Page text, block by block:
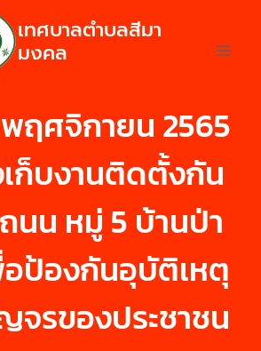
เทศบาลตำบลสีมา
มงคล
ฤศจิกายน 2565
ก็บงานติดตั้งกัน
น หมู่ 5 บ้านป่า
อป้องกันอุบัติเหตุ
จรของประชาชน